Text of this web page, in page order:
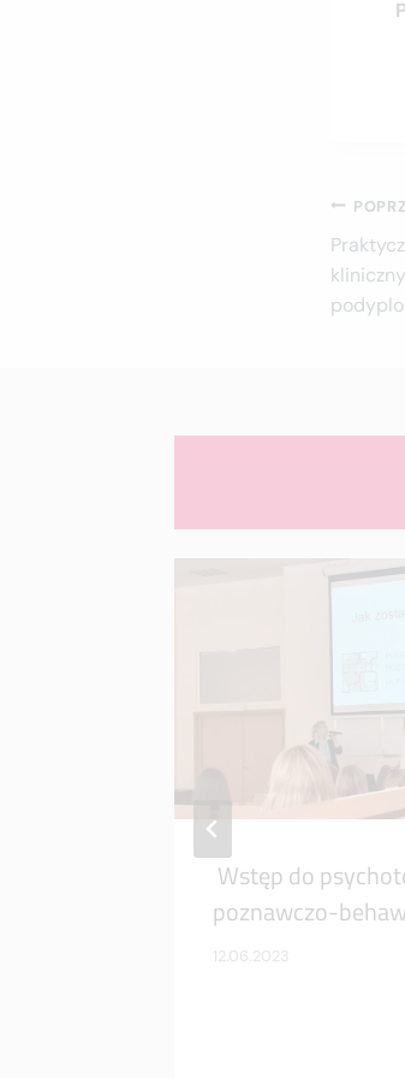
Wstęp do
poznawczo-
12.06.2023